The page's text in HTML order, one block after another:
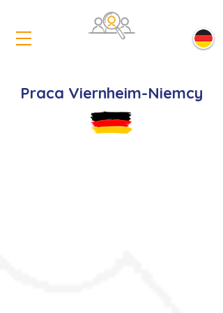
Praca Viernheim-Niemcy